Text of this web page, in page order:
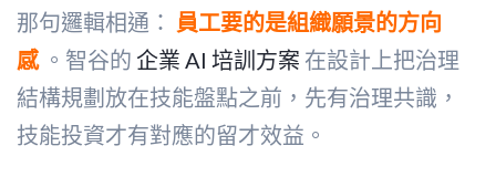
那句邏輯相通：
員工要的是組織願景的方向
感 。智谷的 企業 AI 培訓方案 在設計上把治理
結構規劃放在技能盤點之前，先有治理共識，
技能投資才有對應的留才效益。